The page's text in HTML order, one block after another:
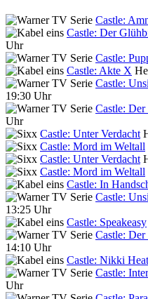
Castle:
Castle: Der
Uhr
Castle:
Castle: Akte X
Castle:
19:30 Uhr
Castle:
Uhr
Castle: Unter Verdacht
Castle: Mord im Weltall
Castle: Unter Verdacht
Castle: Mord im Weltall
Castle: In
Castle:
13:25 Uhr
Castle: Speakeasy
Castle:
14:10 Uhr
Castle: Nikki Heat
Castle:
Uhr